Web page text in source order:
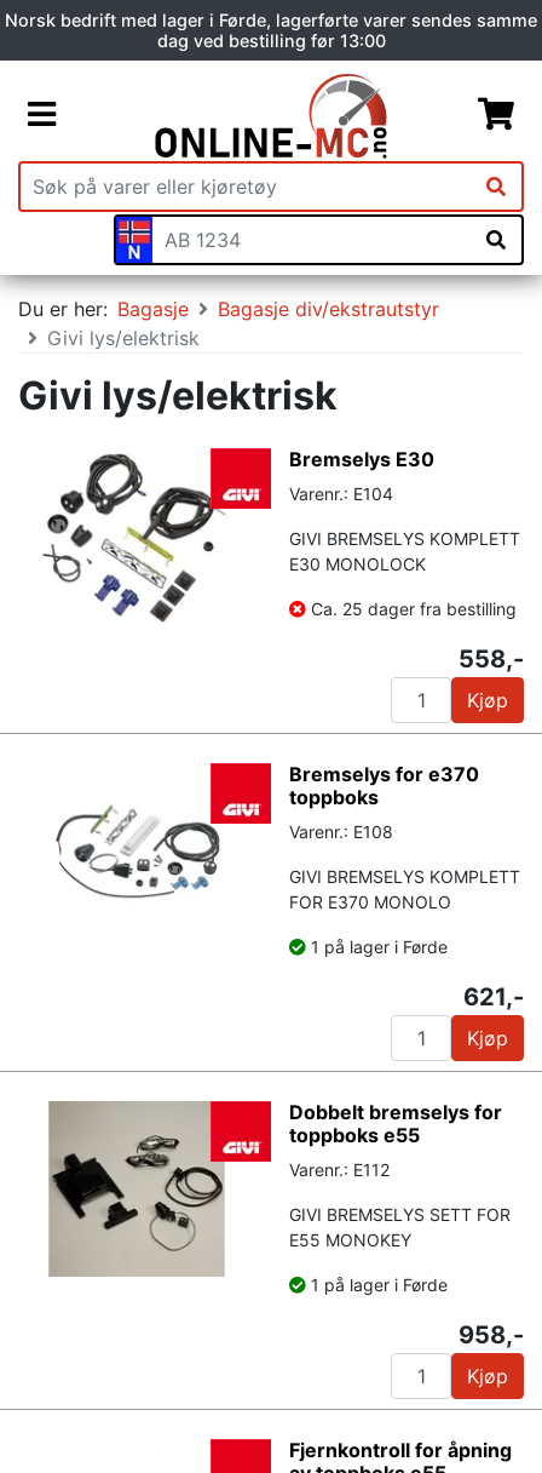
Norsk bedrift med lager i Førde, lagerførte varer sendes samme
dag ved bestilling før 13:00
Du er her: Bagasje
Bagasje div/ekstrautstyr
Givi lys/elektrisk
Givi lys/elektrisk
Bremselys E30
Varenr.: E104
GIVI BREMSELYS KOMPLETT
E30 MONOLOCK
Ca. 25 dager fra bestilling
558,-
Kjøp
Bremselys for e370
toppboks
Varenr.: E108
GIVI BREMSELYS KOMPLETT
FOR E370 MONOLO
1 på lager i Førde
621,-
Kjøp
Dobbelt bremselys for
toppboks e55
Varenr.: E112
GIVI BREMSELYS SETT FOR
E55 MONOKEY
1 på lager i Førde
958,-
Kjøp
Fjernkontroll for åpning